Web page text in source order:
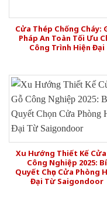
Cửa Thép Chống Cháy:
Pháp An Toàn Tối Ưu
Công Trình Hiện Đại
Xu Hướng Thiết Kế Cửa
Công Nghiệp 2025: Bí
Quyết Chọn Cửa Phòng
Đại Từ Saigondoor